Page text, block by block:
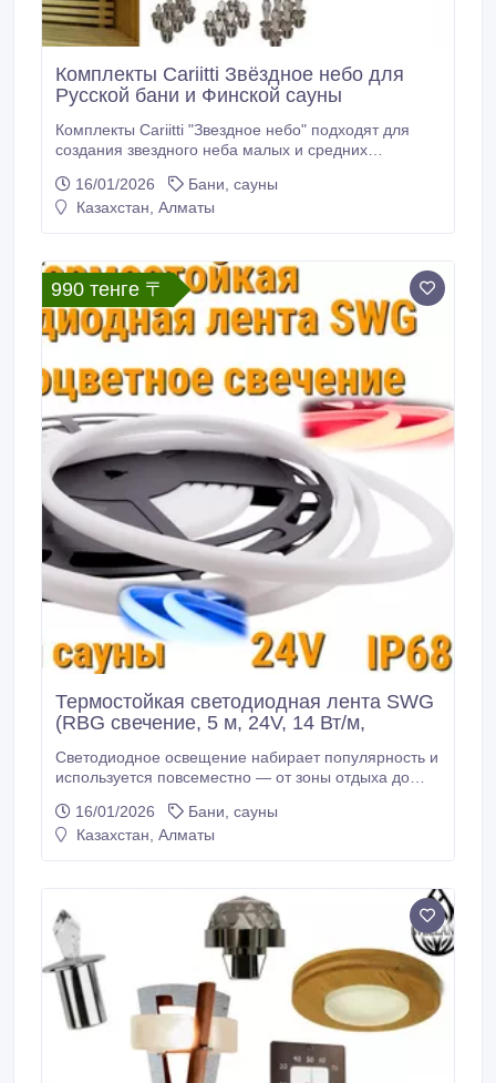
Комплекты Cariitti Звёздное небо для
Русской бани и Финской сауны
Комплекты Cariitti "Звездное небо" подходят для
создания звездного неба малых и средних
температуру 180°C (допускается установка в
потолке сауны). Светопроводность стекловолокна
которое можно устанавливать на потолке сауны и
над каменкой.
16/01/2026
Бани, сауны
Казахстан, Алматы
990 тенге 〒
Термостойкая светодиодная лента SWG
(RBG свечение, 5 м, 24V, 14 Вт/м,
Светодиодное освещение набирает популярность и
используется повсеместно — от зоны отдыха до
является термостойкой и может быть использована
в условиях максимальной влажности, в том числе в
состоит из SMD-диодов, которые обеспечены
большим запасом мощности.
16/01/2026
Бани, сауны
Казахстан, Алматы